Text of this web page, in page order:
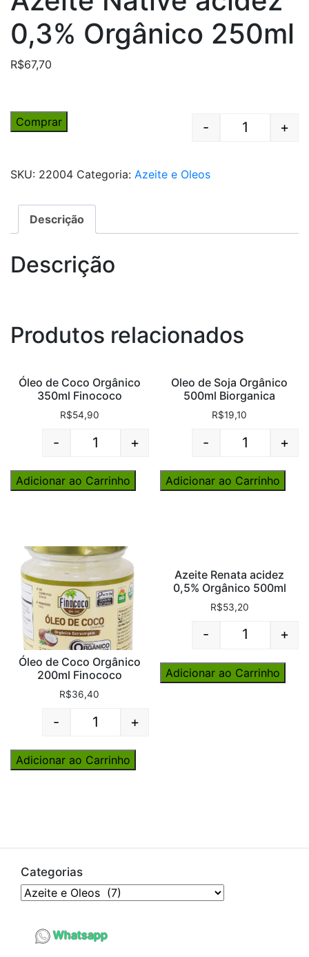
0,3% Orgânico 250ml
R$67,70
Quantity
- +
Comprar
SKU: 22004 Categoria: Azeite e Oleos
Descrição
Descrição
Produtos relacionados
Óleo de Coco Orgânico
350ml Finococo
R$54,90
Quantity
- +
Adicionar ao Carrinho
Oleo de Soja Orgânico
500ml Biorganica
R$19,10
Quantity
- +
Adicionar ao Carrinho
Óleo de Coco Orgânico
200ml Finococo
R$36,40
Quantity
- +
Adicionar ao Carrinho
Azeite Renata acidez
0,5% Orgânico 500ml
R$53,20
Quantity
- +
Adicionar ao Carrinho
Categorias
Whatsapp